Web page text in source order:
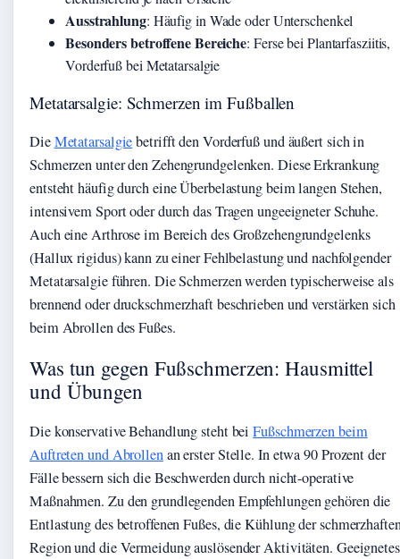
Ausstrahlung: Häufig in Wade oder Unterschenkel
Besonders betroffene Bereiche: Ferse bei Plantarfasziitis,
Vorderfuß bei Metatarsalgie
Metatarsalgie: Schmerzen im Fußballen
DieMetatarsalgiebetrifft den Vorderfuß und äußert sich in
Schmerzen unter den Zehengrundgelenken. Diese Erkrankung
entsteht häufig durch eine Überbelastung beim langen Stehen,
intensivem Sport oder durch das Tragen ungeeigneter Schuhe.
Auch eine Arthrose im Bereich des Großzehengrundgelenks
(Hallux rigidus) kann zu einer Fehlbelastung und nachfolgender
Metatarsalgie führen. Die Schmerzen werden typischerweise als
brennend oder druckschmerzhaft beschrieben und verstärken sich
beim Abrollen des Fußes.
Was tun gegen Fußschmerzen: Hausmittel
und Übungen
Die konservative Behandlung steht beiFußschmerzen beim
Auftreten und Abrollenan erster Stelle. In etwa 90 Prozent der
Fälle bessern sich die Beschwerden durch nicht-operative
Maßnahmen. Zu den grundlegenden Empfehlungen gehören die
Entlastung des betroffenen Fußes, die Kühlung der
Region und die Vermeidung auslösender Aktivitäten. Geeignetes